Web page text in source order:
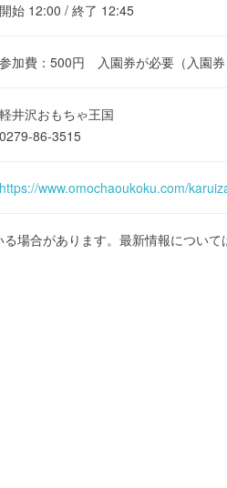
開始 12:00 / 終了 12:45
参加費：500円 入園券が必要（入園券
軽井沢おもちゃ王国
0279-86-3515
https://www.omochaoukoku.com/
場合があります。最新情報につい